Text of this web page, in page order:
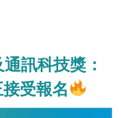
訊科技獎：
受報名